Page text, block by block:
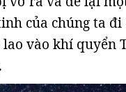
của chúng ta
vào khí quyển